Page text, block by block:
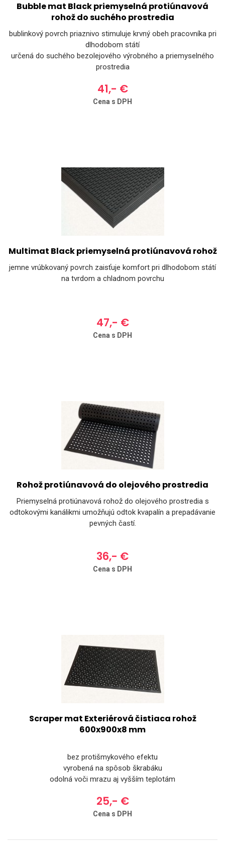
Bubble mat Black priemyselná protiúnavová
rohož do suchého prostredia
bublinkový povrch priaznivo stimuluje krvný obeh pracovníka pri
dlhodobom státí
určená do suchého bezolejového výrobného a priemyselného
prostredia
41,- €
Cena s DPH
Multimat Black priemyselná protiúnavová rohož
jemne vrúbkovaný povrch zaisťuje komfort pri dlhodobom státí
na tvrdom a chladnom povrchu
47,- €
Cena s DPH
Rohož protiúnavová do olejového prostredia
Priemyselná protiúnavová rohož do olejového prostredia s
odtokovými kanálikmi umožňujú odtok kvapalín a prepadávanie
pevných častí.
36,- €
Cena s DPH
Scraper mat Exteriérová čistiaca rohož
600x900x8 mm
bez protišmykového efektu
vyrobená na spôsob škrabáku
odolná voči mrazu aj vyšším teplotám
25,- €
Cena s DPH